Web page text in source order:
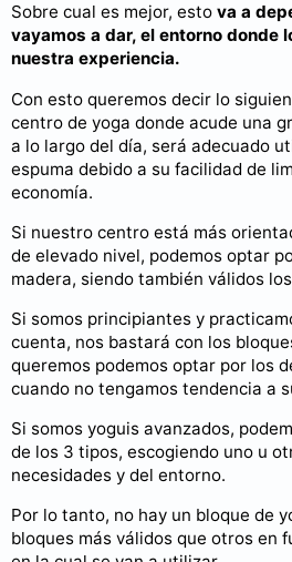
Sobre cual es mejor, esto va a
vayamos a dar, el entorno donde
nuestra experiencia.
Con esto queremos decir lo
centro de yoga donde acude una
a lo largo del día, será adecuado
espuma debido a su facilidad de
economía.
Si nuestro centro está más
de elevado nivel, podemos optar
madera, siendo también válidos
Si somos principiantes y
cuenta, nos bastará con los
queremos podemos optar por los
cuando no tengamos tendencia a
Si somos yoguis avanzados,
de los 3 tipos, escogiendo uno u
necesidades y del entorno.
Por lo tanto, no hay un bloque de
bloques más válidos que otros en